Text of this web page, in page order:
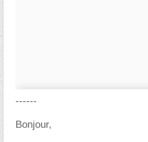
------
Bonjour,